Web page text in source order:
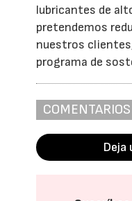
lubricantes de
pretendemos
nuestros
programa de
Deja